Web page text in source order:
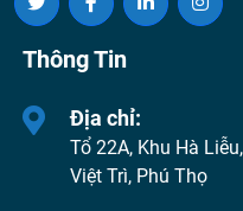
Thông Tin
Địa chỉ:
Tổ 22A, Khu Hà
Việt Trì, Phú Thọ